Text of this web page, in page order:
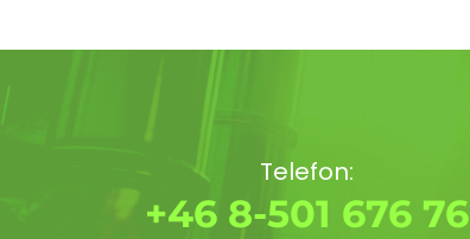
Telefon:
+46 8-501 676 76